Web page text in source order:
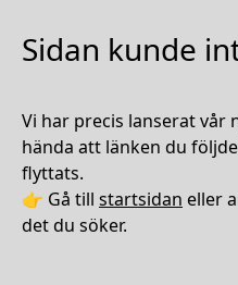
Sidan kunde
Vi har precis lanserat vår
hända att länken du
flyttats.
👉 Gå till startsidan eller
det du söker.